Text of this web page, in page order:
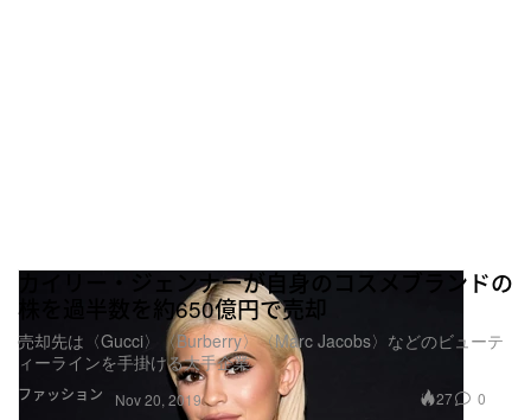
ファッション
カイリー・ジェンナーが自身のコスメブランドの
株を過半数を約650億円で売却
売却先は〈Gucci〉〈Burberry〉〈Marc Jacobs〉などのビューテ
ィーラインを手掛ける大手企業
Nov 20, 2019 27 0